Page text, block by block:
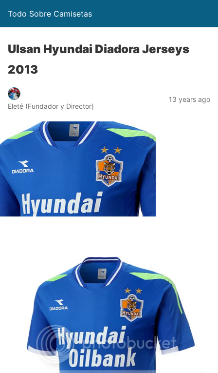
Todo Sobre Camisetas
Ulsan Hyundai Diadora Jerseys
2013
Eleté (Fundador y Director)
13 years ago